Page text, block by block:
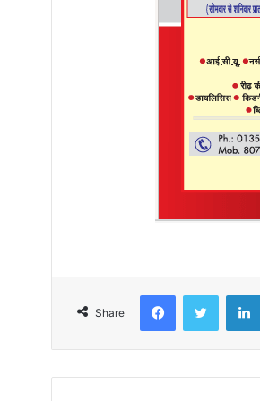
Share
FacebookTwitter